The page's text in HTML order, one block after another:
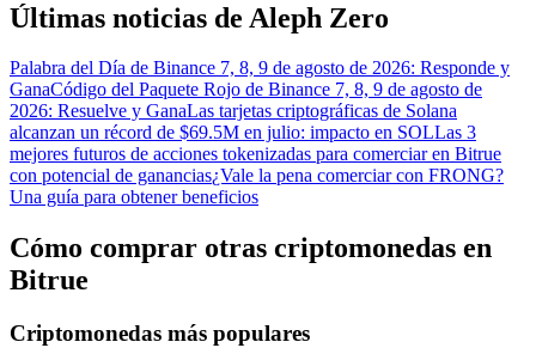
Últimas noticias de Aleph Zero
Palabra del Día de Binance 7, 8, 9 de agosto de 2026: Responde y
GanaCódigo del Paquete Rojo de Binance 7, 8, 9 de agosto de
2026: Resuelve y GanaLas tarjetas criptográficas de Solana
alcanzan un récord de $69.5M en julio: impacto en SOLLas 3
mejores futuros de acciones tokenizadas para comerciar en Bitrue
con potencial de ganancias¿Vale la pena comerciar con FRONG?
Una guía para obtener beneficios
Cómo comprar otras criptomonedas en
Bitrue
Criptomonedas más populares